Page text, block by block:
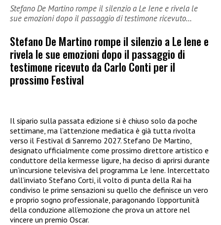
Stefano De Martino rompe il silenzio a Le Iene e rivela le
sue emozioni dopo il passaggio di testimone ricevuto…
Stefano De Martino rompe il silenzio a Le Iene e
rivela le sue emozioni dopo il passaggio di
testimone ricevuto da Carlo Conti per il
prossimo Festival
Il sipario sulla passata edizione si è chiuso solo da poche
settimane, ma l’attenzione mediatica è già tutta rivolta
verso il Festival di Sanremo 2027. Stefano De Martino,
designato ufficialmente come prossimo direttore artistico e
conduttore della kermesse ligure, ha deciso di aprirsi durante
un’incursione televisiva del programma Le Iene. Intercettato
dall’inviato Stefano Corti, il volto di punta della Rai ha
condiviso le prime sensazioni su quello che definisce un vero
e proprio sogno professionale, paragonando l’opportunità
della conduzione all’emozione che prova un attore nel
vincere un premio Oscar.